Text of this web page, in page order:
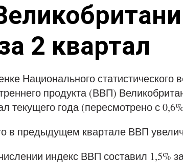
2 квартал
Национального статистического
продукта (ВВП)
текущего года (пересмотрено с
в предыдущем квартале ВВП
индекс ВВП составил 1,5%